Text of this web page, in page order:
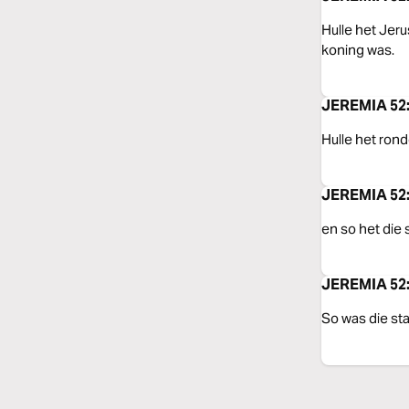
Hulle het
koning was.
JEREMIA
Hulle het
JEREMIA
en so het die
JEREMIA
So was die